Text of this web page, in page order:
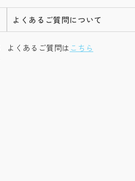
よくあるご質問について
よくあるご質問は こちら